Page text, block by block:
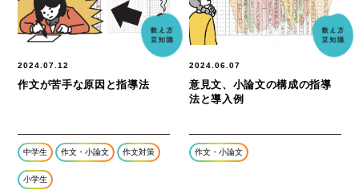
2024.07.12
作文が苦手な原因と指導法
中学生 作文・小論文 作文対策
小学生
2024.06.07
意見文、小論文の構成の指導
法と導入例
作文・小論文